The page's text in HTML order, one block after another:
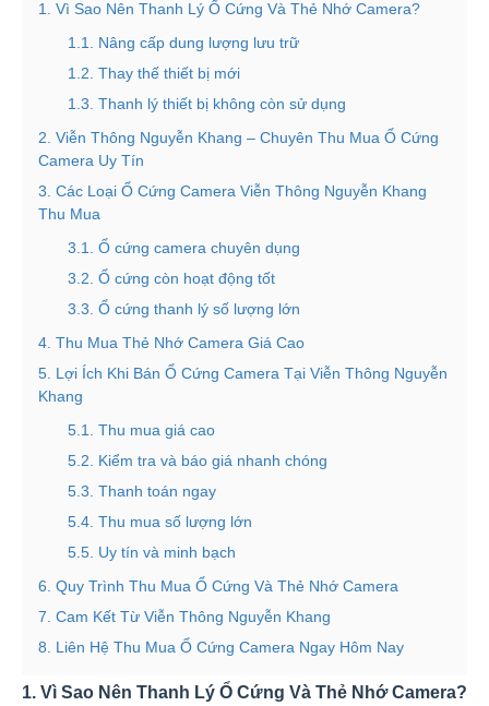
1. Vì Sao Nên Thanh Lý Ổ Cứng Và Thẻ Nhớ Camera?
1.1. Nâng cấp dung lượng lưu trữ
1.2. Thay thế thiết bị mới
1.3. Thanh lý thiết bị không còn sử dụng
2. Viễn Thông Nguyễn Khang – Chuyên Thu Mua Ổ Cứng
Camera Uy Tín
3. Các Loại Ổ Cứng Camera Viễn Thông Nguyễn Khang
Thu Mua
3.1. Ổ cứng camera chuyên dụng
3.2. Ổ cứng còn hoạt động tốt
3.3. Ổ cứng thanh lý số lượng lớn
4. Thu Mua Thẻ Nhớ Camera Giá Cao
5. Lợi Ích Khi Bán Ổ Cứng Camera Tại Viễn Thông Nguyễn
Khang
5.1. Thu mua giá cao
5.2. Kiểm tra và báo giá nhanh chóng
5.3. Thanh toán ngay
5.4. Thu mua số lượng lớn
5.5. Uy tín và minh bạch
6. Quy Trình Thu Mua Ổ Cứng Và Thẻ Nhớ Camera
7. Cam Kết Từ Viễn Thông Nguyễn Khang
8. Liên Hệ Thu Mua Ổ Cứng Camera Ngay Hôm Nay
1. Vì Sao Nên Thanh Lý Ổ Cứng Và Thẻ Nhớ Camera?